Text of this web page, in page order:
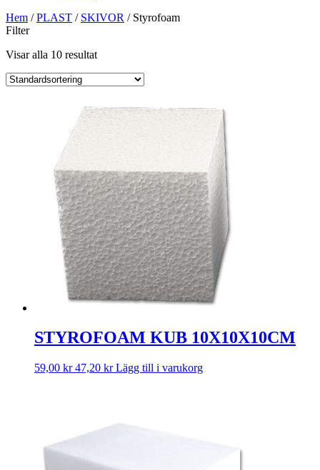
Hem /PLAST / SKIVOR / Styrofoam
Filter
Visar alla 10 resultat
STYROFOAM KUB 10X10X10CM
59,00 kr 47,20 kr Lägg till i varukorg